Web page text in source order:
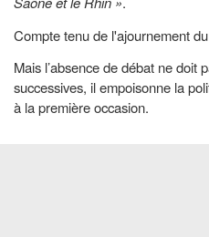
Compte tenu de l'ajournement
Mais l’absence de débat ne doit
successives, il empoisonne la
à la première occasion.